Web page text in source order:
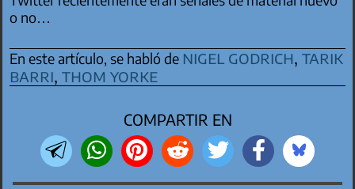
o no…
En este artículo, se habló de nigel godrich,tarik
barri,thom yorke
COMPARTIR EN